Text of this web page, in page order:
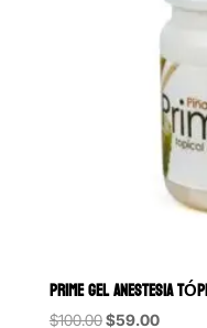
PRIME GEL ANESTESIA
$100.00Original
$59.00Current